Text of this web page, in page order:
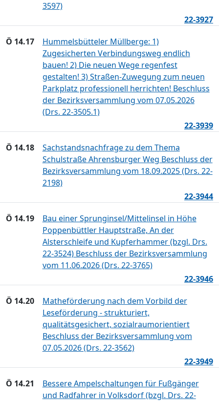
3597)
22-3927
Ö 14.17
Hummelsbütteler Müllberge: 1)
Zugesicherten Verbindungsweg endlich
bauen! 2) Die neuen Wege regenfest
gestalten! 3) Straßen-Zuwegung zum neuen
Parkplatz professionell herrichten! Beschluss
der Bezirksversammlung vom 07.05.2026
(Drs. 22-3505.1)
22-3939
Ö 14.18
Sachstandsnachfrage zu dem Thema
Schulstraße Ahrensburger Weg Beschluss der
Bezirksversammlung vom 18.09.2025 (Drs. 22-
2198)
22-3944
Ö 14.19
Bau einer Sprunginsel/Mittelinsel in Höhe
Poppenbüttler Hauptstraße, An der
Alsterschleife und Kupferhammer (bzgl. Drs.
22-3524) Beschluss der Bezirksversammlung
vom 11.06.2026 (Drs. 22-3765)
22-3946
Ö 14.20
Matheförderung nach dem Vorbild der
Leseförderung - strukturiert,
qualitätsgesichert, sozialraumorientiert
Beschluss der Bezirksversammlung vom
07.05.2026 (Drs. 22-3562)
22-3949
Ö 14.21
Bessere Ampelschaltungen für Fußgänger
und Radfahrer in Volksdorf (bzgl. Drs. 22-